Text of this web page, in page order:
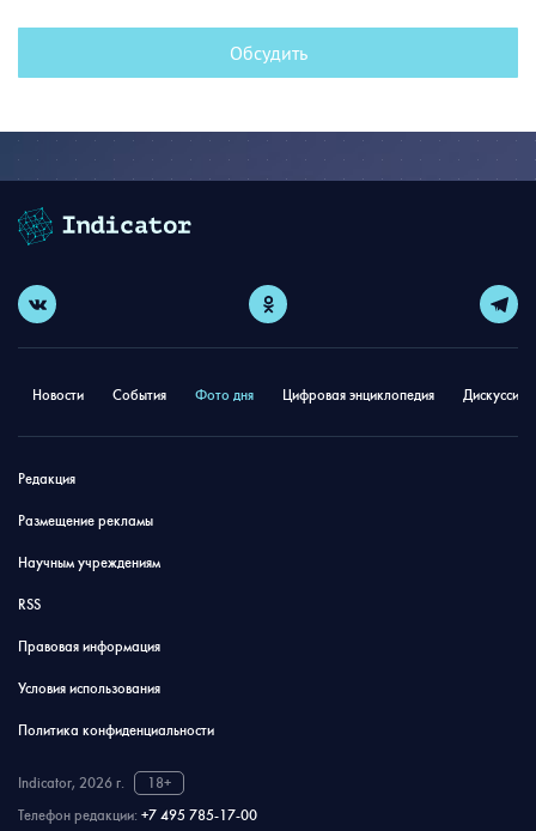
Обсудить
Новости События Фото дня Цифровая энциклопедия
Редакция
Размещение рекламы
Научным учреждениям
RSS
Правовая информация
Условия использования
Политика конфиденциальности
Indicator, 2026 г.
18+
Телефон редакции: +7 495 785-17-00